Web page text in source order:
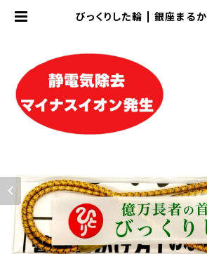
びっくりした輪 | 銀座まる